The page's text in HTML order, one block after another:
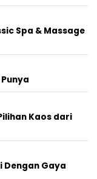
Spa & Massage
Kaos dari
Dengan Gaya